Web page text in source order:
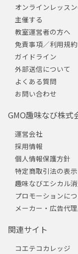
オンラインレッス
主催する
教室運営者の方へ
免責事項／利用規約
ガイドライン
外部送信について
よくある質問
お問い合わせ
GMO趣味なび株式
運営会社
採用情報
個人情報保護方針
特定商取引法の表示
趣味なびエシカル
プロモーションに
メーカー・広告代
関連サイト
コエテコカレッジ